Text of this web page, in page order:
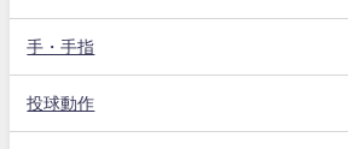
手・手指
投球動作